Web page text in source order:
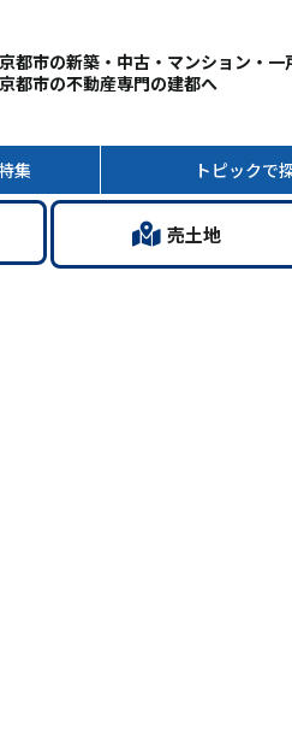
京都市の新築・中古・マンション・一
京都市の不動産専門の建都へ
集 トピックで
売土地